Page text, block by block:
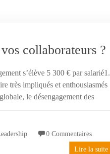
collaborateurs ?
s’élève 5 300 € par salarié1.
très impliqués et enthousiasmés
le désengagement des
0 Commentaires
Lire la suite